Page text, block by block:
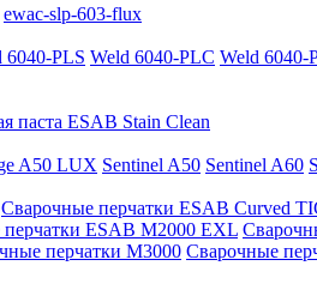
ewac-slp-603-flux
6040-PLS Weld 6040-PLС Weld 6040-
паста ESAB Stain Clean
A50 LUX Sentinel A50 Sentinel A60
Сварочные перчатки ESAB Curved
ESAB M2000 EXL
перчатки M3000 Сварочные